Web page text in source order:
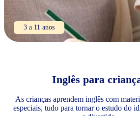
3 a 11 anos
Inglês para
As crianças aprendem inglês com
especiais, tudo para tornar o estudo do